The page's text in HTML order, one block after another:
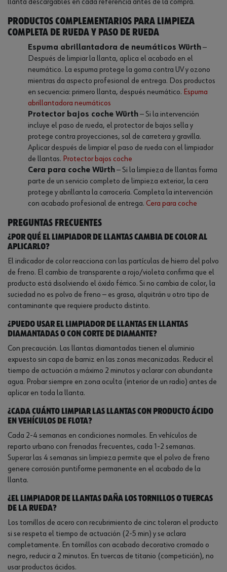
llanta descargables en cada referencia antes de la compra.
Productos complementarios para limpieza
completa de rueda y paso de rueda
Espuma abrillantadora de neumáticos Würth—
Después de limpiar la llanta, aplica el acabado en el
neumático. La espuma protege la goma contra UV y ozono
mientras da aspecto profesional de entrega. Dos productos
en secuencia: primero llanta, después neumático. Espuma
abrillantadora neumáticos
Protector bajos coche Würth— Si la intervención
incluye el paso de rueda, el protector de bajos sella y
protege contra proyecciones, sal de carretera y gravilla.
Aplicar después de limpiar el paso de rueda con el limpiador
de llantas. Protector bajos coche
Cera para coche Würth— Si la limpieza de llantas forma
parte de un servicio completo de limpieza exterior, la cera
protege y abrillanta la carrocería. Completa la intervención
con acabado profesional de entrega. Cera para coche
Preguntas frecuentes
¿Por qué el limpiador de llantas cambia de color al
aplicarlo?
El indicador de color reacciona con las partículas de hierro del polvo
de freno. El cambio de transparente a rojo/violeta confirma que el
producto está disolviendo el óxido férrico. Si no cambia de color, la
suciedad no es polvo de freno — es grasa, alquitrán u otro tipo de
contaminante que requiere producto distinto.
¿Puedo usar el limpiador de llantas en llantas
diamantadas o con corte de diamante?
Con precaución. Las llantas diamantadas tienen el aluminio
expuesto sin capa de barniz en las zonas mecanizadas. Reducir el
tiempo de actuación a máximo 2 minutos y aclarar con abundante
agua. Probar siempre en zona oculta (interior de un radio) antes de
aplicar en toda la llanta.
¿Cada cuánto limpiar las llantas con producto ácido
en vehículos de flota?
Cada 2-4 semanas en condiciones normales. En vehículos de
reparto urbano con frenadas frecuentes, cada 1-2 semanas.
Superar las 4 semanas sin limpieza permite que el polvo de freno
genere corrosión puntiforme permanente en el acabado de la
llanta.
¿El limpiador de llantas daña los tornillos o tuercas
de la rueda?
Los tornillos de acero con recubrimiento de cinc toleran el producto
si se respeta el tiempo de actuación (2-5 min) y se aclara
completamente. En tornillos con acabado decorativo cromado o
negro, reducir a 2 minutos. En tuercas de titanio (competición), no
usar productos ácidos.